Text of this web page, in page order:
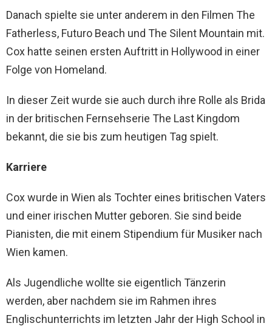
Danach spielte sie unter anderem in den Filmen The
Fatherless, Futuro Beach und The Silent Mountain mit.
Cox hatte seinen ersten Auftritt in Hollywood in einer
Folge von Homeland.
In dieser Zeit wurde sie auch durch ihre Rolle als Brida
in der britischen Fernsehserie The Last Kingdom
bekannt, die sie bis zum heutigen Tag spielt.
Karriere
Cox wurde in Wien als Tochter eines britischen Vaters
und einer irischen Mutter geboren. Sie sind beide
Pianisten, die mit einem Stipendium für Musiker nach
Wien kamen.
Als Jugendliche wollte sie eigentlich Tänzerin
werden, aber nachdem sie im Rahmen ihres
Englischunterrichts im letzten Jahr der High School in